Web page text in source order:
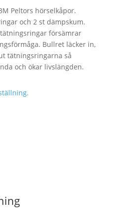
Peltors hörselkåpor.
och 2 st dämpskum.
försämrar
Bullret läcker in,
tätningsringarna så
och ökar livslängden.